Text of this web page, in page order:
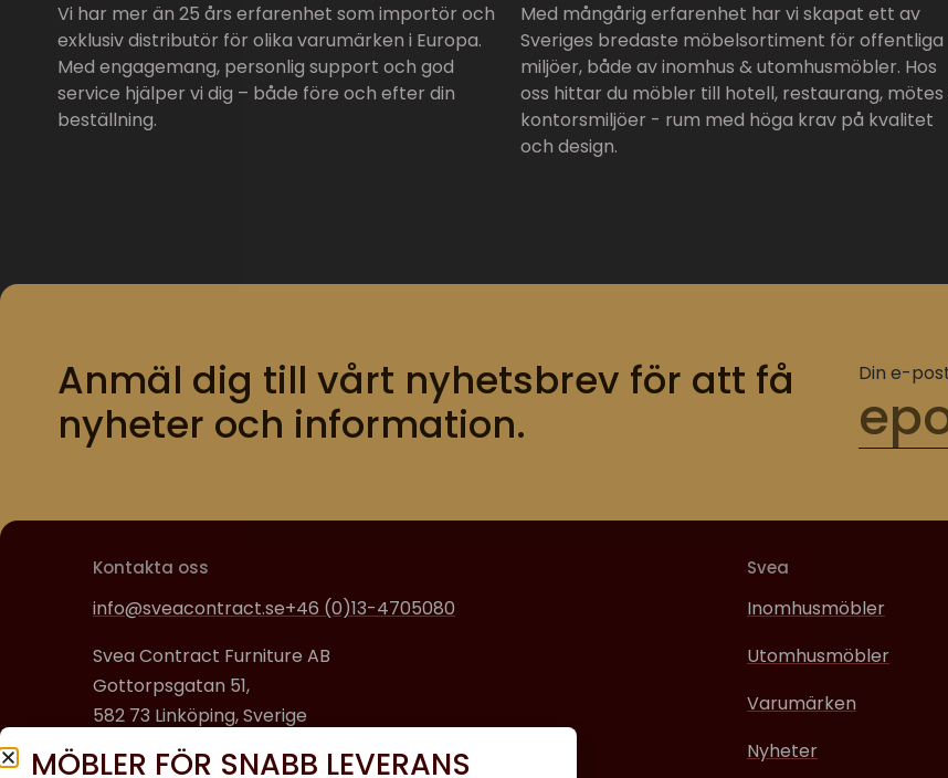
Vi har mer än 25 års erfarenhet som importör och
exklusiv distributör för olika varumärken i Europa.
Med engagemang, personlig support och god
service hjälper vi dig – både före och efter din
beställning.
Med mångårig erfarenhet har vi skapat ett av
Sveriges bredaste möbelsortiment för offentliga
miljöer, både av inomhus & utomhusmöbler. Hos
oss hittar du möbler till hotell, restaurang, mötes
kontorsmiljöer - rum med höga krav på kvalitet
och design.
Anmäl dig till vårt nyhetsbrev för att få
nyheter och information.
Din e-
Kontakta oss
info@sveacontract.se+46 (0)13-4705080
Svea Contract Furniture AB
Gottorpsgatan 51,
582 73 Linköping, Sverige
Organisationsnummer:
Svea
Inomhusmöbler
Utomhusmöbler
Varumärken
Nyheter
MÖBLER FÖR SNABB LEVERANS